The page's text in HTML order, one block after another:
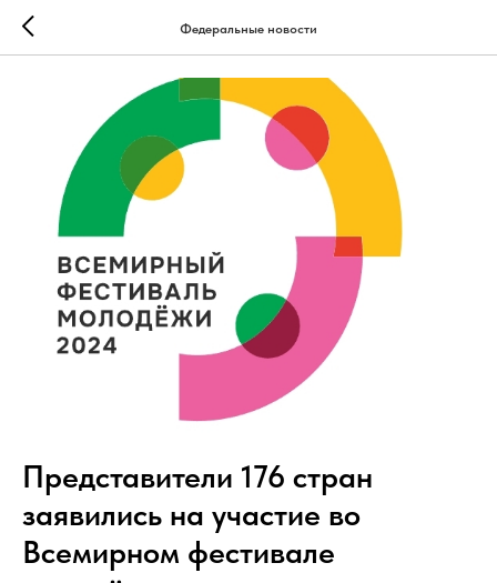
Федеральные новости
Представители 176 стран
заявились на участие во
Всемирном фестивале